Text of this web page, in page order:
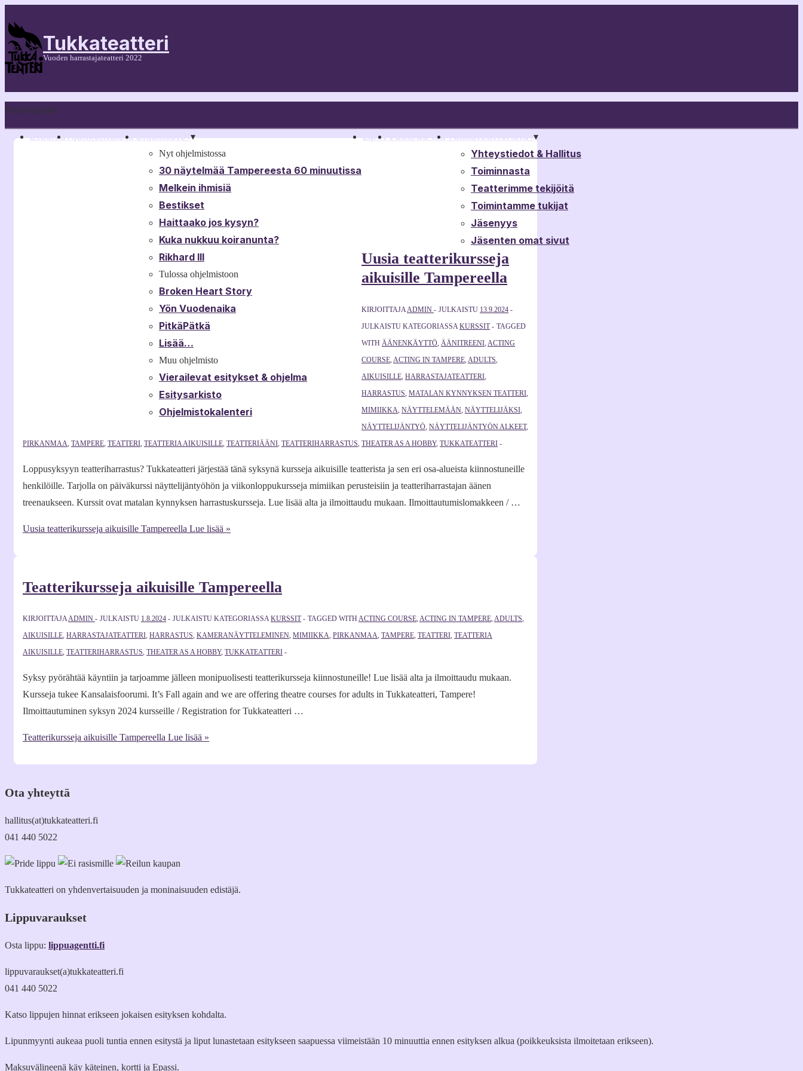
Tukkateatteri
Vuoden harrastajateatteri 2022
Päänavigaatio
EtusivuAjankohtaistaOhjelmisto▾▾
Nyt ohjelmistossa
30 näytelmää Tampereesta 60 minuutissa
Melkein ihmisiä
Bestikset
Haittaako jos kysyn?
Kuka nukkuu koiranunta?
Rikhard III
Tulossa ohjelmistoon
Broken Heart Story
Yön Vuodenaika
PitkäPätkä
Lisää…
Muu ohjelmisto
Vierailevat esitykset & ohjelma
Esitysarkisto
Ohjelmistokalenteri
LiputVuokraa tilaTukkateatterista▾▾
Yhteystiedot & Hallitus
Toiminnasta
Teatterimme tekijöitä
Toimintamme tukijat
Jäsenyys
Jäsenten omat sivut
Uusia teatterikursseja
aikuisille Tampereella
KIRJOITTAJAADMIN JULKAISTU 13.9.2024
JULKAISTU KATEGORIASSAKURSSIT
TAGGED
WITH ÄÄNENKÄYTTÖ, ÄÄNITREENI, ACTING
COURSE, ACTING IN TAMPERE, ADULTS,
AIKUISILLE, HARRASTAJATEATTERI,
HARRASTUS, MATALAN KYNNYKSEN TEATTERI,
MIMIIKKA, NÄYTTELEMÄÄN, NÄYTTELIJÄKSI,
NÄYTTELIJÄNTYÖ, NÄYTTELIJÄNTYÖN ALKEET,
PIRKANMAA, TAMPERE, TEATTERI, TEATTERIA AIKUISILLE, TEATTERIÄÄNI, TEATTERIHARRASTUS, THEATER AS A HOBBY, TUKKATEATTERI
Loppusyksyyn teatteriharrastus? Tukkateatteri järjestää tänä syksynä kursseja aikuisille teatterista ja sen eri osa-alueista kiinnostuneille
henkilöille. Tarjolla on päiväkurssi näyttelijäntyöhön ja viikonloppukursseja mimiikan perusteisiin ja teatteriharrastajan äänen
treenaukseen. Kurssit ovat matalan kynnyksen harrastuskursseja. Lue lisää alta ja ilmoittaudu mukaan. Ilmoittautumislomakkeen / …
Uusia teatterikursseja aikuisille Tampereella Lue lisää »
Teatterikursseja aikuisille Tampereella
KIRJOITTAJAADMIN JULKAISTU 1.8.2024 JULKAISTU KATEGORIASSAKURSSIT TAGGED WITHACTING COURSE, ACTING IN TAMPERE, ADULTS,
AIKUISILLE, HARRASTAJATEATTERI, HARRASTUS, KAMERANÄYTTELEMINEN, MIMIIKKA, PIRKANMAA, TAMPERE, TEATTERI, TEATTERIA
AIKUISILLE, TEATTERIHARRASTUS, THEATER AS A HOBBY, TUKKATEATTERI
Syksy pyörähtää käyntiin ja tarjoamme jälleen monipuolisesti teatterikursseja kiinnostuneille! Lue lisää alta ja ilmoittaudu mukaan.
Kursseja tukee Kansalaisfoorumi. It’s Fall again and we are offering theatre courses for adults in Tukkateatteri, Tampere!
Ilmoittautuminen syksyn 2024 kursseille / Registration for Tukkateatteri …
Teatterikursseja aikuisille Tampereella Lue lisää »
Ota yhteyttä
hallitus(at)tukkateatteri.fi
041 440 5022
Tukkateatteri on yhdenvertaisuuden ja moninaisuuden edistäjä.
Lippuvaraukset
Osta lippu: lippuagentti.fi
lippuvaraukset(a)tukkateatteri.fi
041 440 5022
Katso lippujen hinnat erikseen jokaisen esityksen kohdalta.
Lipunmyynti aukeaa puoli tuntia ennen esitystä ja liput lunastetaan esitykseen saapuessa viimeistään 10 minuuttia ennen esityksen alkua (poikkeuksista ilmoitetaan erikseen).
Maksuvälineenä käy käteinen, kortti ja Epassi.